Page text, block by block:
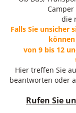
die
Falls Sie unsicher
von 9 bis 12
Hier treffen Sie
beantworten oder
Rufen Sie